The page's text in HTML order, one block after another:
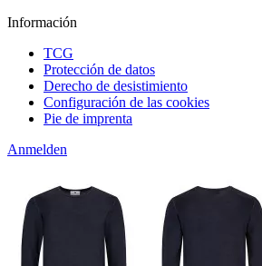
Información
TCG
Protección de datos
Derecho de desistimiento
Configuración de las cookies
Pie de imprenta
Anmelden